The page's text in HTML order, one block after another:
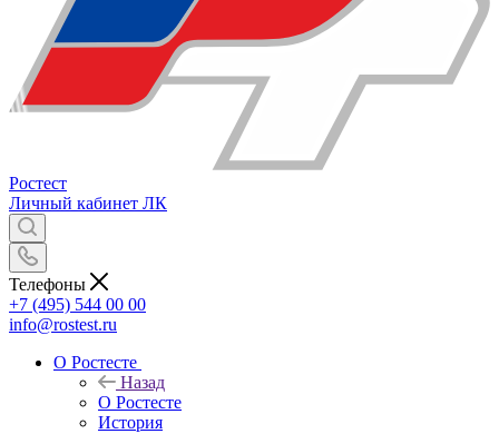
Ростест
Личный кабинет ЛК
Телефоны
+7 (495) 544 00 00
info@rostest.ru
О Ростесте
Назад
О Ростесте
История